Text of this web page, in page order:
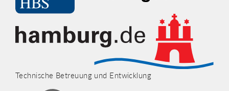
Technische Betreuung und Entwicklung